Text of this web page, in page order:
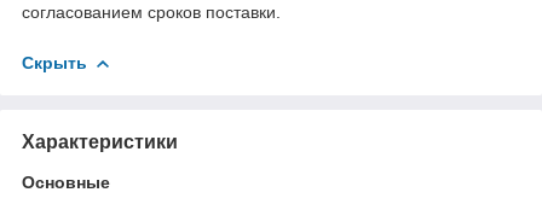
согласованием сроков поставки.
Скрыть
Характеристики
Основные